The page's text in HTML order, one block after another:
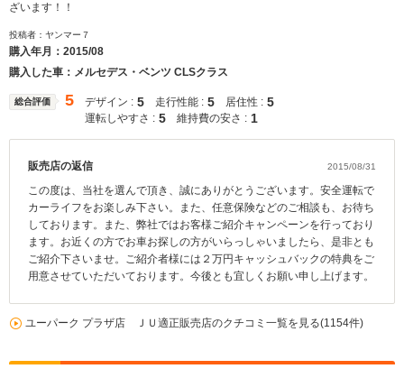
ざいます！！
投稿者：ヤンマー７
購入年月： 2015/08
購入した車：メルセデス・ベンツ CLSクラス
総合評価 5 デザイン : 5 走行性能 : 5 居住性 : 5
運転しやすさ : 5 維持費の安さ : 1
販売店の返信 2015/08/31
この度は、当社を選んで頂き、誠にありがとうございます。安全運転で
カーライフをお楽しみ下さい。また、任意保険などのご相談も、お待ち
しております。また、弊社ではお客様ご紹介キャンペーンを行っており
ます。お近くの方でお車お探しの方がいらっしゃいましたら、是非とも
ご紹介下さいませ。ご紹介者様には２万円キャッシュバックの特典をご
用意させていただいております。今後とも宜しくお願い申し上げます。
ユーパーク プラザ店 ＪＵ適正販売店のクチコミ一覧を見る(1154件)